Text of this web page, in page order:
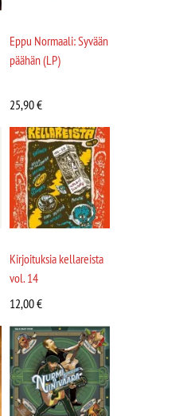
Eppu Normaali: Syvään
päähän (LP)
25,90€
Kirjoituksia kellareista
vol. 14
12,00€